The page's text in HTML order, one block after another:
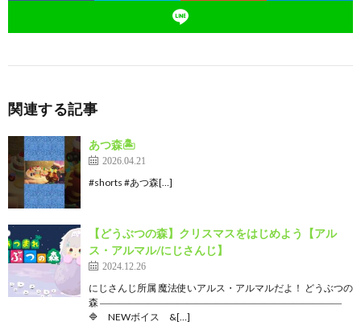
関連する記事
あつ森🏝️
2026.04.21
#shorts #あつ森[…]
【どうぶつの森】クリスマスをはじめよう【アル
ス・アルマル/にじさんじ】
2024.12.26
にじさんじ所属 魔法使いアルス・アルマルだよ！ どうぶつの
森 ―――――――――――――――――――――――――
🔷 NEWボイス &[…]